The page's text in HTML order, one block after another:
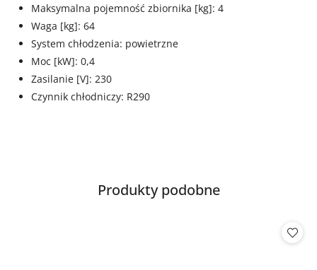
Maksymalna pojemność zbiornika [kg]: 4
Waga [kg]: 64
System chłodzenia: powietrzne
Moc [kW]: 0,4
Zasilanie [V]: 230
Czynnik chłodniczy: R290
Pomiń karuzelę produktów
Produkty
Produkty podobne